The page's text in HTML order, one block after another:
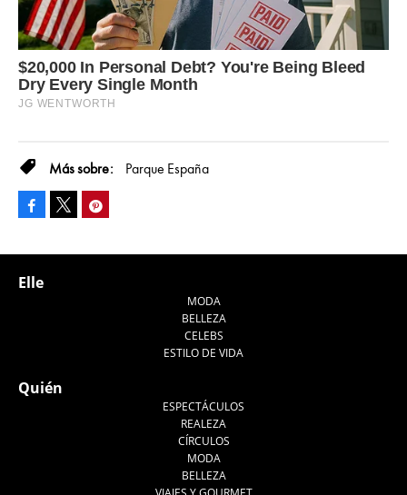
Parque España
Facebook
Elle
MODA
BELLEZA
CELEBS
ESTILO DE VIDA
Quién
ESPECTÁCULOS
REALEZA
CÍRCULOS
MODA
BELLEZA